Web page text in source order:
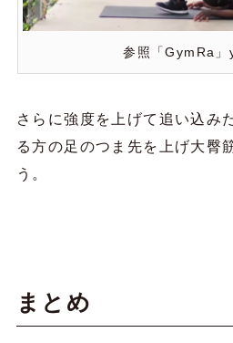
参照「GymRa
さらに強度を上げて追い込み
る方の足のつま先を上げ大臀
う。
まとめ